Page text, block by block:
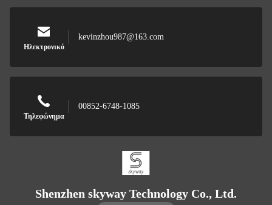
Ηλεκτρονικό
kevinzhou987@163.com
Τηλεφώνημα
00852-6748-1085
Shenzhen skyway Technology Co., Ltd.